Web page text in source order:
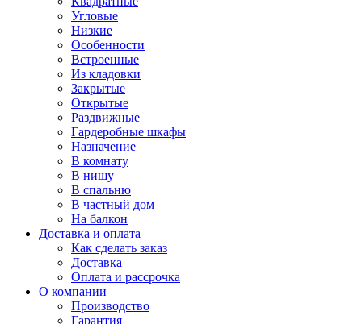
Угловые
Низкие
Особенности
Встроенные
Из кладовки
Закрытые
Открытые
Раздвижные
Гардеробные шкафы
Назначение
В комнату
В нишу
В спальню
В частный дом
На балкон
Доставка и оплата
Как сделать заказ
Доставка
Оплата и рассрочка
О компании
Производство
Гарантия